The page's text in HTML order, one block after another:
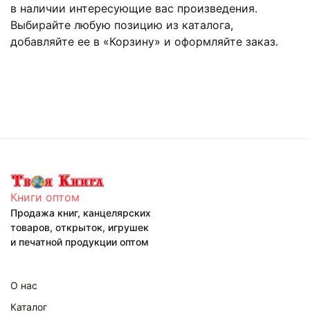
в наличии интересующие вас произведения.
Выбирайте любую позицию из каталога,
добавляйте ее в «Корзину» и оформляйте заказ.
Книги оптом
Продажа книг, канцелярских
товаров, открыток, игрушек
и печатной продукции оптом
О нас
Каталог